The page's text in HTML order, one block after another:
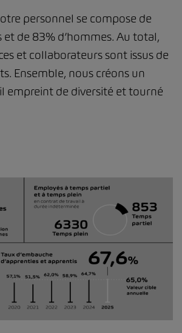
personnel se compose de
de 83% d’hommes. Au total,
et collaborateurs sont issus de
Ensemble, nous créons un
empreint de diversité et tourné